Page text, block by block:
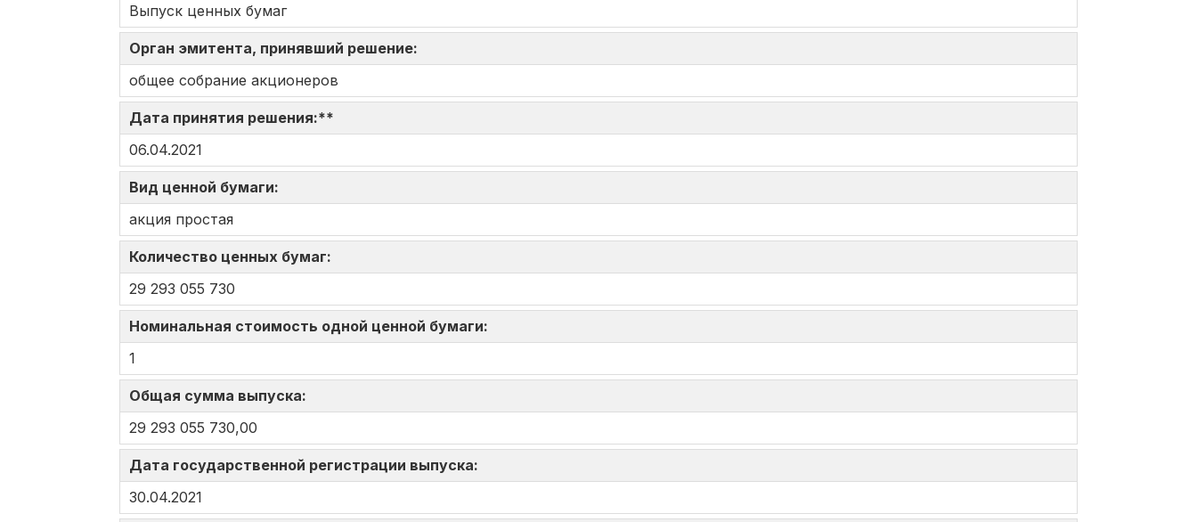
Выпуск ценных бумаг
Орган эмитента, принявший решение:
общее собрание акционеров
Дата принятия решения:**
06.04.2021
Вид ценной бумаги:
акция простая
Количество ценных бумаг:
29 293 055 730
Номинальная стоимость одной ценной бумаги:
1
Общая сумма выпуска:
29 293 055 730,00
Дата государственной регистрации выпуска:
30.04.2021